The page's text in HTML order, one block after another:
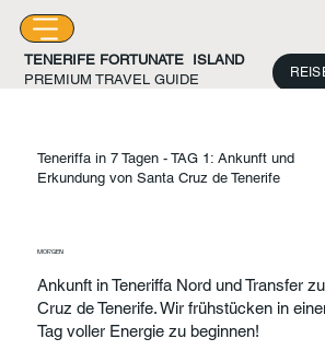
TENERIFE FORTUNATE ISLAND
PREMIUM TRAVEL GUIDE
Teneriffa in 7 Tagen - TAG 1: Ankunft und
Erkundung von Santa Cruz de Tenerife
MORGEN
Ankunft in Teneriffa Nord und Transfer
Cruz de Tenerife. Wir frühstücken in
Tag voller Energie zu beginnen!